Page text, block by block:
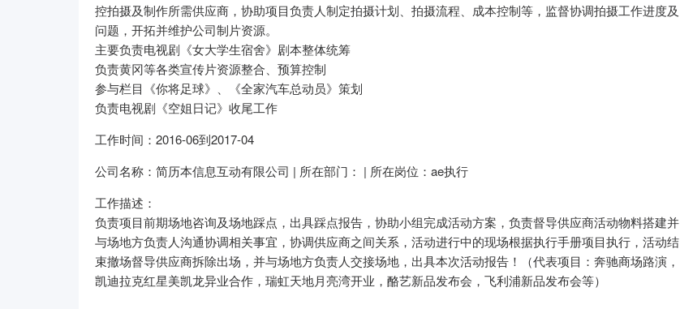
控拍摄及制作所需供应商，协助项目负责人制定拍摄计划、拍摄流程、成本控制等，监督协调拍摄工作进度及
问题，开拓并维护公司制片资源。
主要负责电视剧《女大学生宿舍》剧本整体统筹
负责黄冈等各类宣传片资源整合、预算控制
参与栏目《你将足球》、《全家汽车总动员》策划
负责电视剧《空姐日记》收尾工作
工作时间：2016-06到2017-04
公司名称：简历本信息互动有限公司 | 所在部门： | 所在岗位：ae执行
工作描述：
负责项目前期场地咨询及场地踩点，出具踩点报告，协助小组完成活动方案，负责督导供应商活动物料搭建并
与场地方负责人沟通协调相关事宜，协调供应商之间关系，活动进行中的现场根据执行手册项目执行，活动结
束撤场督导供应商拆除出场，并与场地方负责人交接场地，出具本次活动报告！（代表项目：奔驰商场路演，
凯迪拉克红星美凯龙异业合作，瑞虹天地月亮湾开业，酪艺新品发布会，飞利浦新品发布会等）